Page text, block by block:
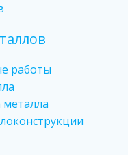
работы
металла